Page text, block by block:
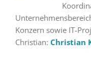
Konzern sowie IT-
Christian: Christian